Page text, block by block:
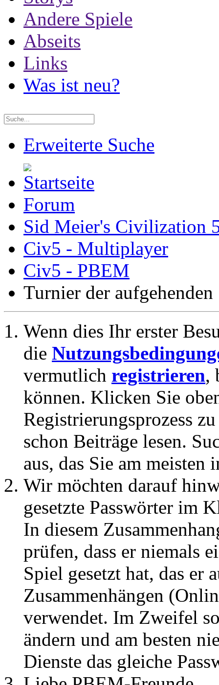
Andere Spiele
Abseits
Links
Was ist neu?
Erweiterte Suche
Forum
Sid Meier's Civilization
Civ5 - Multiplayer
Civ5 - PBEM
Turnier der aufgehenden
Wenn dies Ihr erster
die
vermutlich registrieren,
können. Klicken Sie
Registrierungsprozess
schon Beiträge lesen.
aus, das Sie am meisten
Wir möchten darauf
gesetzte Passwörter im
In diesem
prüfen, dass er niemals
Spiel gesetzt hat, das er
Zusammenhängen
verwendet. Im Zweifel
ändern und am besten
Dienste das gleiche